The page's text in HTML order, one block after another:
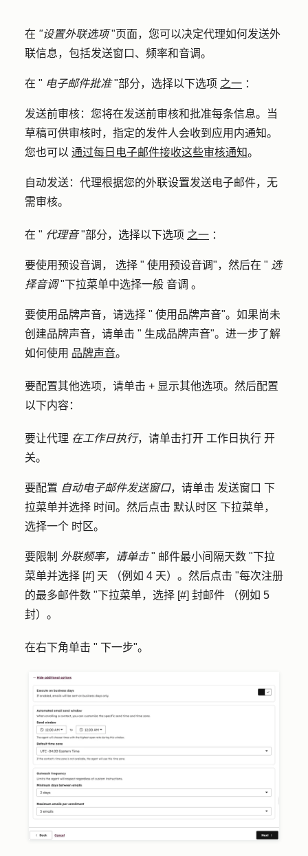
在 "设置外联选项"页面，您可以决定代理如何发送外
联信息，包括发送窗口、频率和音调。
在 " 电子邮件批准"部分，选择以下选项 之一 ：
发送前审核：您将在发送前审核和批准每条信息。当
草稿可供审核时，指定的发件人会收到应用内通知。
您也可以 通过每日电子邮件接收这些审核通知。
自动发送：代理根据您的外联设置发送电子邮件，无
需审核。
在 " 代理音"部分，选择以下选项 之一 ：
要使用预设音调， 选择 " 使用预设音调"，然后在 " 选
择音调"下拉菜单中选择一般 音调 。
要使用品牌声音，请选择 " 使用品牌声音"。如果尚未
创建品牌声音，请单击 " 生成品牌声音"。进一步了解
如何使用 品牌声音。
要配置其他选项，请单击 + 显示其他选项。然后配置
以下内容：
要让代理 在工作日执行，请单击打开 工作日执行 开
关。
要配置 自动电子邮件发送窗口，请单击 发送窗口 下
拉菜单并选择 时间。然后点击 默认时区 下拉菜单，
选择一个 时区。
要限制 外联频率，请单击" 邮件最小间隔天数 "下拉
菜单并选择 [#] 天 （例如 4 天）。然后点击 "每次注册
的最多邮件数 "下拉菜单，选择 [#] 封邮件 （例如 5
封）。
在右下角单击 " 下一步"。